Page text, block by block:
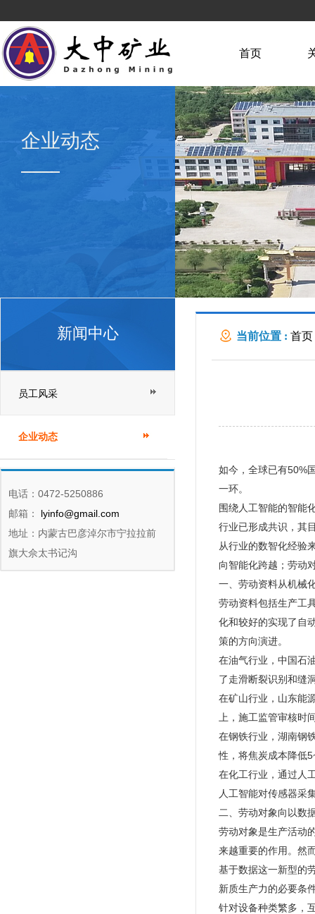
首页
企业动态
新闻中心
员工风采
企业动态
电话：0472-5250886
邮箱：
lyinfo@gmail.com
地址：内蒙古巴彦淖尔市宁拉拉前
旗大佘太书记沟
当前位置 : 首页
如今，全球已有50%
一环。
围绕人工智能的智能
行业已形成共识，其
从行业的数智化经验
向智能化跨越；劳动
一、劳动资料从机械
劳动资料包括生产工
化和较好的实现了自
策的方向演进。
在油气行业，中国石
了走滑断裂识别和缝
在矿山行业，山东能
上，施工监管审核
在钢铁行业，湖南钢
性，将焦炭成本降低
在化工行业，通过人
人工智能对传感器采
二、劳动对象向以数
劳动对象是生产活动
来越重要的作用。然
基于数据这一新型的
新质生产力的必要条
针对设备种类繁多，